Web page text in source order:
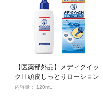
ブランドから探す
成分から探す
ポイント交換品 を見る
【医薬部外品】メディクイッ
クH 頭皮しっとりローション
内容量： 120mL